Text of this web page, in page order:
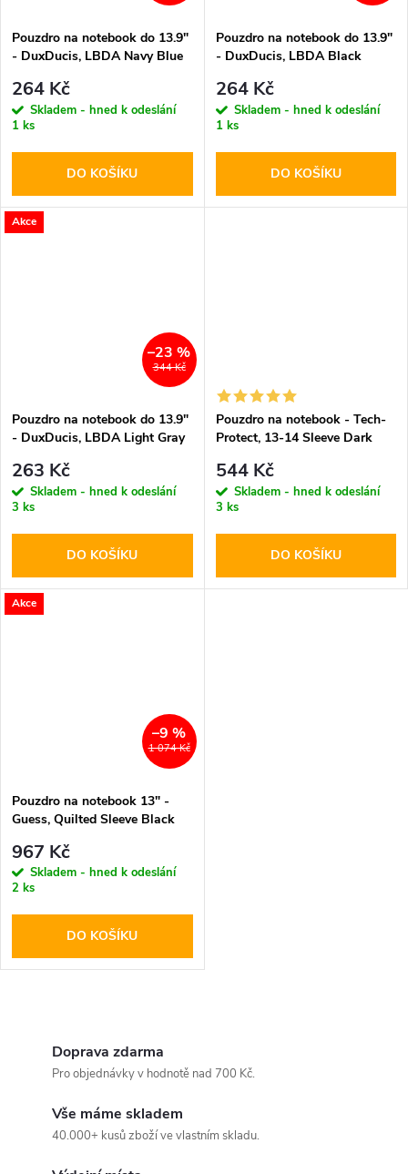
Pouzdro na notebook do 13.9"
- DuxDucis, LBDA Navy Blue
264 Kč
Skladem - hned k odeslání
1 ks
DO KOŠÍKU
Pouzdro na notebook do 13.9"
- DuxDucis, LBDA Black
264 Kč
Skladem - hned k odeslání
1 ks
DO KOŠÍKU
Akce
344 Kč
–23 %
Pouzdro na notebook do 13.9"
- DuxDucis, LBDA Light Gray
263 Kč
Skladem - hned k odeslání
3 ks
DO KOŠÍKU
Pouzdro na notebook - Tech-
Protect, 13-14 Sleeve Dark
544 Kč
Skladem - hned k odeslání
3 ks
DO KOŠÍKU
Akce
1 074 Kč
–9 %
Pouzdro na notebook 13" -
Guess, Quilted Sleeve Black
967 Kč
Skladem - hned k odeslání
2 ks
DO KOŠÍKU
Doprava zdarma
Pro objednávky v hodnotě nad 700 Kč.
Vše máme skladem
40.000+ kusů zboží ve vlastním skladu.